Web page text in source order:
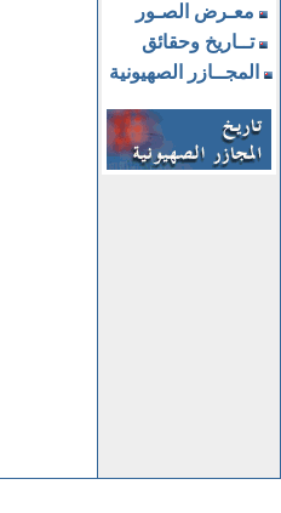
معـرض الصـور
تــاريخ وحقائق
المجــازر الصهيونية